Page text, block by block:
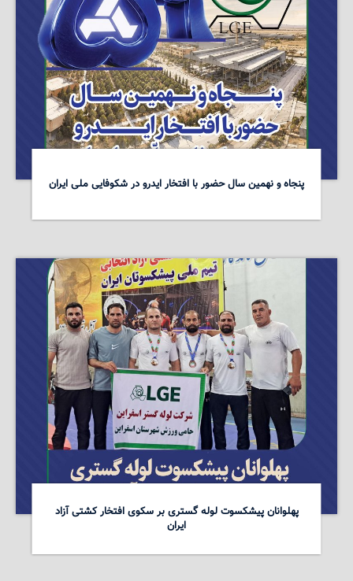
پنجاه و نهمین سال حضور با افتخار ایدرو در شکوفایی ملی ایران
پهلوانان پیشکسوت لوله گستری بر سکوی افتخار کشتی آزاد
ایران